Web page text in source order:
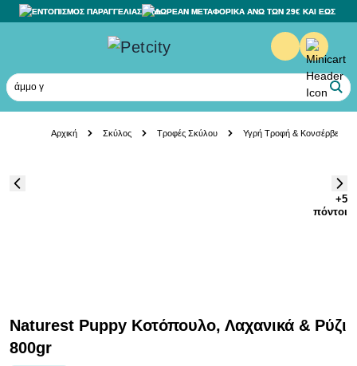
ΕΝΤΟΠΙΣΜΟΣ ΠΑΡΑΓΓΕΛΙΑΣ ΔΩΡΕΑΝ ΜΕΤΑΦΟΡΙΚΑ ΑΝΩ ΤΩΝ 29€ ΚΑΙ ΕΩΣ
άμμο γάτα
Αρχική Σκύλος Τροφές Σκύλου Υγρή Τροφή & Κονσέρβες
+5
πόντοι
Naturest Puppy Κοτόπουλο, Λαχανικά & Ρύζι
800gr